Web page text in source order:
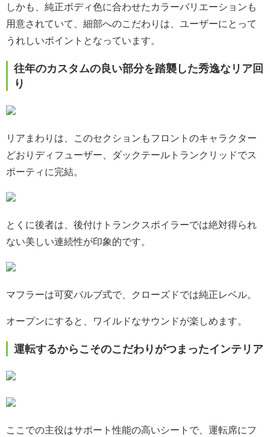
しかも、純正ボディ色に合わせたカラーバリエーションも
用意されていて、細部へのこだわりは、ユーザーにとって
うれしいポイントとなっています。
往年のカスタムの良い部分を踏襲した秀逸なリア回
り
リアまわりは、このセクションもフロントのキャラクター
どおりディフューザー、ダックテールトランクリッドでス
ポーティに完結。
とくに後者は、後付けトランクスポイラーでは絶対得られ
ない美しい連続性が印象的です。
マフラーは可変バルブ式で、クローズドでは純正レベル。
オープンにすると、ワイルドなサウンドが楽しめます。
運転するからこそのこだわりがつまったインテリア
ここでの主役はサポート性能の高いシートで、運転席にフ